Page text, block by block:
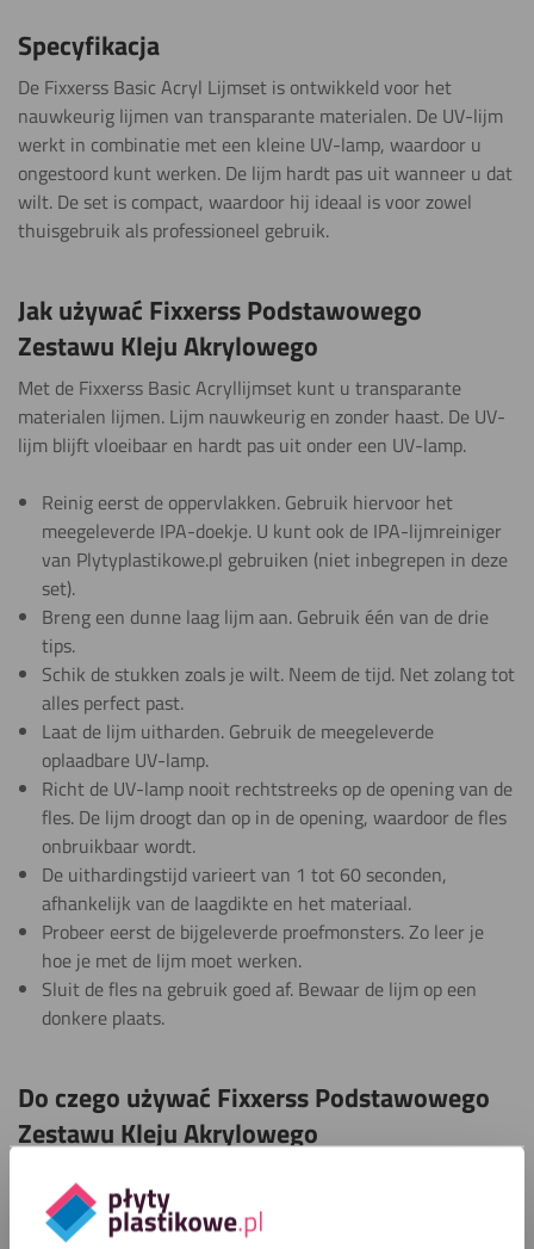
Specyfikacja
De Fixxerss Basic Acryl Lijmset is ontwikkeld voor het
nauwkeurig lijmen van transparante materialen. De UV-lijm
werkt in combinatie met een kleine UV-lamp, waardoor u
ongestoord kunt werken. De lijm hardt pas uit wanneer u dat
wilt. De set is compact, waardoor hij ideaal is voor zowel
thuisgebruik als professioneel gebruik.
Jak używać Fixxerss Podstawowego
Zestawu Kleju Akrylowego
Met de Fixxerss Basic Acryllijmset kunt u transparante
materialen lijmen. Lijm nauwkeurig en zonder haast. De UV-
lijm blijft vloeibaar en hardt pas uit onder een UV-lamp.
Reinig eerst de oppervlakken. Gebruik hiervoor het
meegeleverde IPA-doekje. U kunt ook de IPA-lijmreiniger
van Plytyplastikowe.pl gebruiken (niet inbegrepen in deze
set).
Breng een dunne laag lijm aan. Gebruik één van de drie
tips.
Schik de stukken zoals je wilt. Neem de tijd. Net zolang tot
alles perfect past.
Laat de lijm uitharden. Gebruik de meegeleverde
oplaadbare UV-lamp.
Richt de UV-lamp nooit rechtstreeks op de opening van de
fles. De lijm droogt dan op in de opening, waardoor de fles
onbruikbaar wordt.
De uithardingstijd varieert van 1 tot 60 seconden,
afhankelijk van de laagdikte en het materiaal.
Probeer eerst de bijgeleverde proefmonsters. Zo leer je
hoe je met de lijm moet werken.
Sluit de fles na gebruik goed af. Bewaar de lijm op een
donkere plaats.
Do czego używać Fixxerss Podstawowego
Zestawu Kleju Akrylowego
De Fixxerss Basic Acryl Lijmset is geschikt voor het lijmen
van plexiglas, acrylglas en andere transparante materialen.
Deze plexiglaslijm is erg handig en helpt bij projecten waarbij